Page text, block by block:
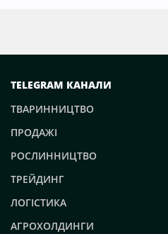
TELEGRAM КАНАЛИ
ТВАРИННИЦТВО
ПРОДАЖІ
РОСЛИННИЦТВО
ТРЕЙДИНГ
ЛОГІСТИКА
АГРОХОЛДИНГИ